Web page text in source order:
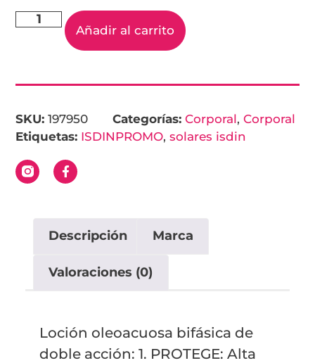
Añadir al carrito
SKU:197950 Categorías: Corporal,Corporal
Etiquetas: ISDINPROMO,solares isdin
Descripción Marca
Valoraciones (0)
Loción oleoacuosa bifásica de
doble acción: 1. PROTEGE: Alta